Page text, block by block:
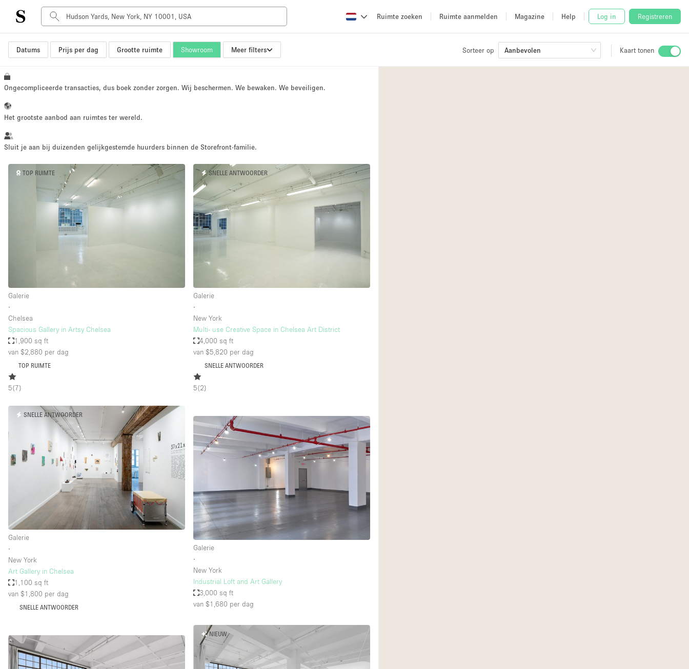
Ruimte zoeken Ruimte aanmelden Magazine Help Log in Registreren
Datums Prijs per dag Grootte ruimte Showroom Meer filters Sorteer op Aanbevolen Kaart tonen
Type ruimte Advertentieruimte
Boot
Kantoorruimte
Kraampje / Marktkraam
Airconditioning
Dakterras
Elektriciteit
Grote entree
Industrieel
Kantoorbenodigdheden
Kledingrek
Tuin
Verwarming
Ongecompliceerde transacties, dus boek zonder zorgen. Wij beschermen. We bewaken. We beveiligen.
Het grootste aanbod aan ruimtes ter wereld.
Sluit je aan bij duizenden gelijkgestemde huurders binnen de Storefront-familie.
TOP RUIMTE
Galerie
∙
Chelsea
Spacious Gallery in Artsy Chelsea
1,900 sq ft
van $2,880 per dag
TOP RUIMTE
5(7)
SNELLE ANTWOORDER
Galerie
∙
New York
Multi- use Creative Space in Chelsea Art District
4,000 sq ft
van $5,820 per dag
SNELLE ANTWOORDER
5(2)
SNELLE ANTWOORDER
Galerie
∙
New York
Art Gallery in Chelsea
1,100 sq ft
van $1,800 per dag
SNELLE ANTWOORDER
Galerie
∙
New York
Industrial Loft and Art Gallery
3,000 sq ft
van $1,680 per dag
NIEUW